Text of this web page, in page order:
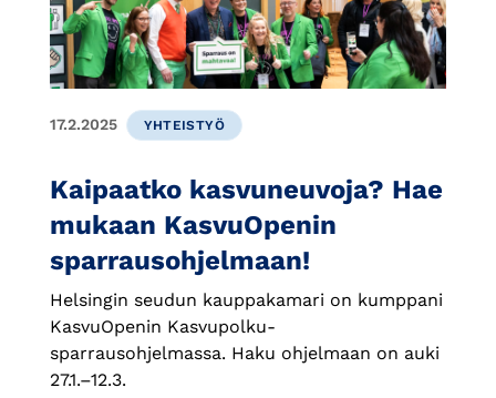
17.2.2025 YHTEISTYÖ
Kaipaatko kasvuneuvoja? Hae
mukaan KasvuOpenin
sparrausohjelmaan!
Helsingin seudun kauppakamari on kumppani
KasvuOpenin Kasvupolku-
sparrausohjelmassa. Haku ohjelmaan on auki
27.1.–12.3.